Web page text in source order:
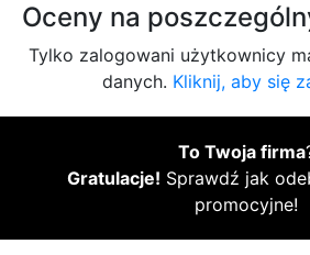
Oceny na
Tylko zalogowani użytkownicy
danych. Kliknij, aby się
To Twoja firma
Gratulacje! Sprawdź jak
promocyjne!